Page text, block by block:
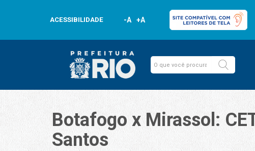
ACESSIBILIDADE -A +A
Botafogo x Mirassol:
Santos